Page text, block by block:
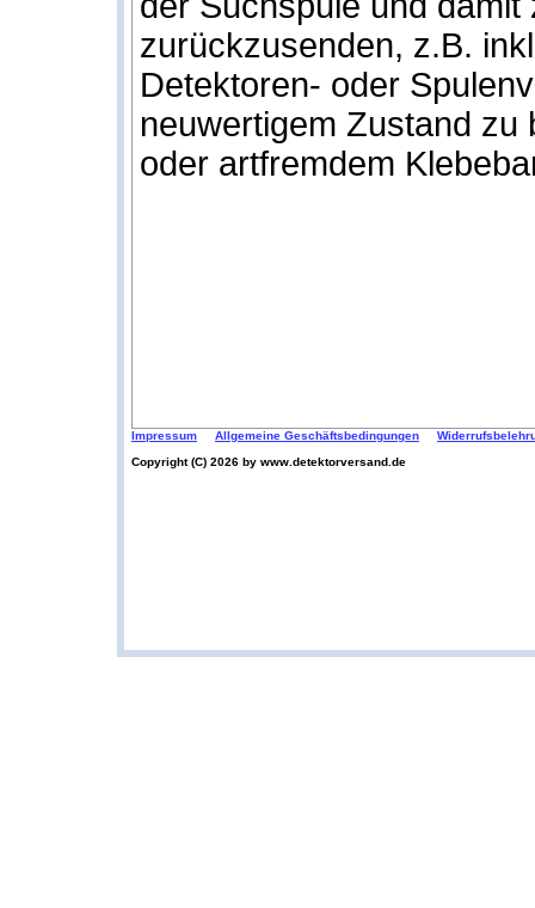
zurückzusenden, z.B.
Detektoren- oder
neuwertigem Zustand zu
oder artfremdem
Impressum Allgemeine Geschäftsbedingungen
Copyright (C) 2026 by www.detektorversand.de